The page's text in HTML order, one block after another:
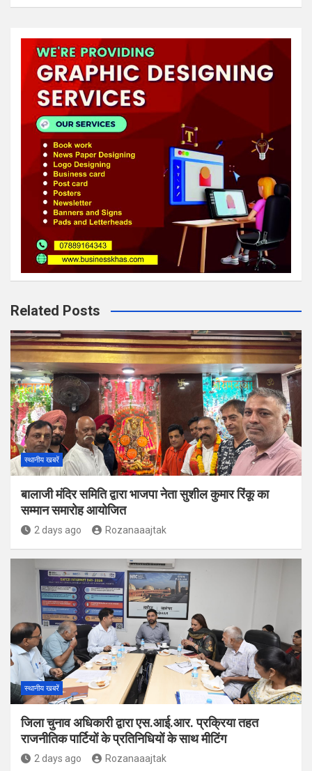
Related Posts
स्थानीय खबरें
बालाजी मंदिर समिति द्वारा भाजपा नेता सुशील कुमार रिंकू का
सम्मान समारोह आयोजित
2 days ago Rozanaaajtak
स्थानीय खबरें
जिला चुनाव अधिकारी द्वारा एस.आई.आर. प्रक्रिया तहत
राजनीतिक पार्टियों के प्रतिनिधियों के साथ मीटिंग
2 days ago Rozanaaajtak